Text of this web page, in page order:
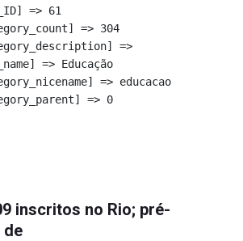
=> 61
=> 304
=>
=> Educação
=> educacao
=> 0
inscritos no Rio; pré-
de